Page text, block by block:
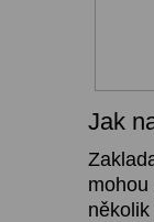
Jak
mohou